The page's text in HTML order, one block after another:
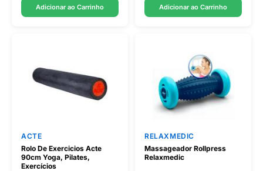
Adicionar ao Carrinho Adicionar ao Carrinho
ACTE
Rolo De Exercicios Acte
90cm Yoga, Pilates,
Exercícios
RELAXMEDIC
Massageador Rollpress
Relaxmedic